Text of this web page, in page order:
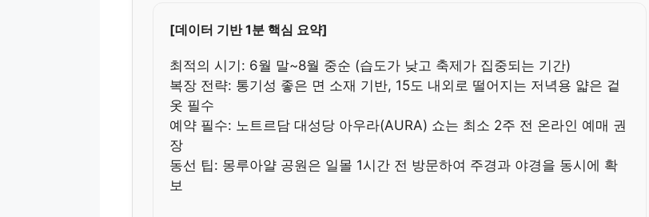
[데이터 기반 1분 핵심 요약]
최적의 시기: 6월 말~8월 중순 (습도가 낮고 축제가 집중되는 기간)
복장 전략: 통기성 좋은 면 소재 기반, 15도 내외로 떨어지는 저녁용 얇은 겉
옷 필수
예약 필수: 노트르담 대성당 아우라(AURA) 쇼는 최소 2주 전 온라인 예매 권
장
동선 팁: 몽루아얄 공원은 일몰 1시간 전 방문하여 주경과 야경을 동시에 확
보